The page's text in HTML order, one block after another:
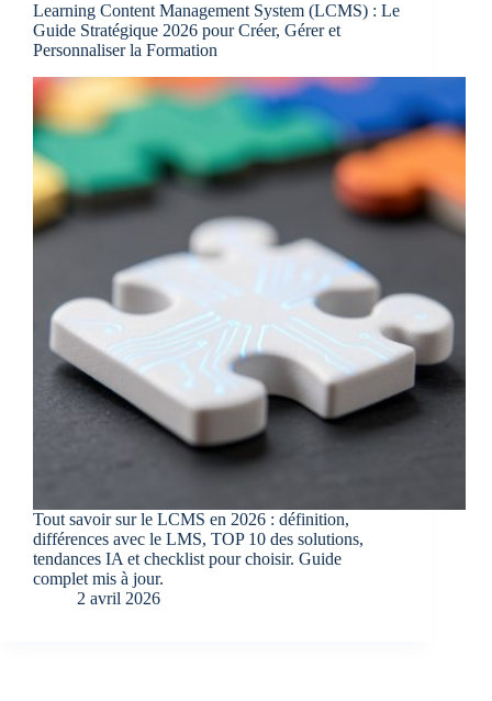
Learning Content Management System (LCMS) : Le
Guide Stratégique 2026 pour Créer, Gérer et
Personnaliser la Formation
Tout savoir sur le LCMS en 2026 : définition,
différences avec le LMS, TOP 10 des solutions,
tendances IA et checklist pour choisir. Guide
complet mis à jour.
2 avril 2026